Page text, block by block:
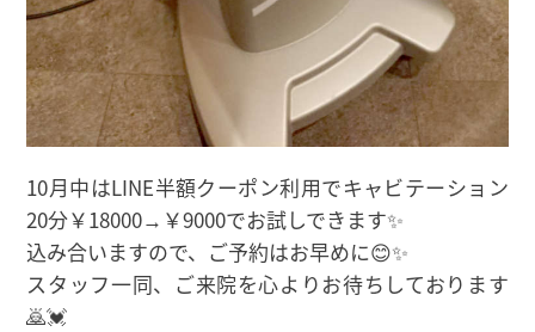
10月中はLINE半額クーポン利用でキャビテーション
20分￥18000→￥9000でお試しできます✨
込み合いますので、ご予約はお早めに😊✨
スタッフ一同、ご来院を心よりお待ちしております
🙇💓